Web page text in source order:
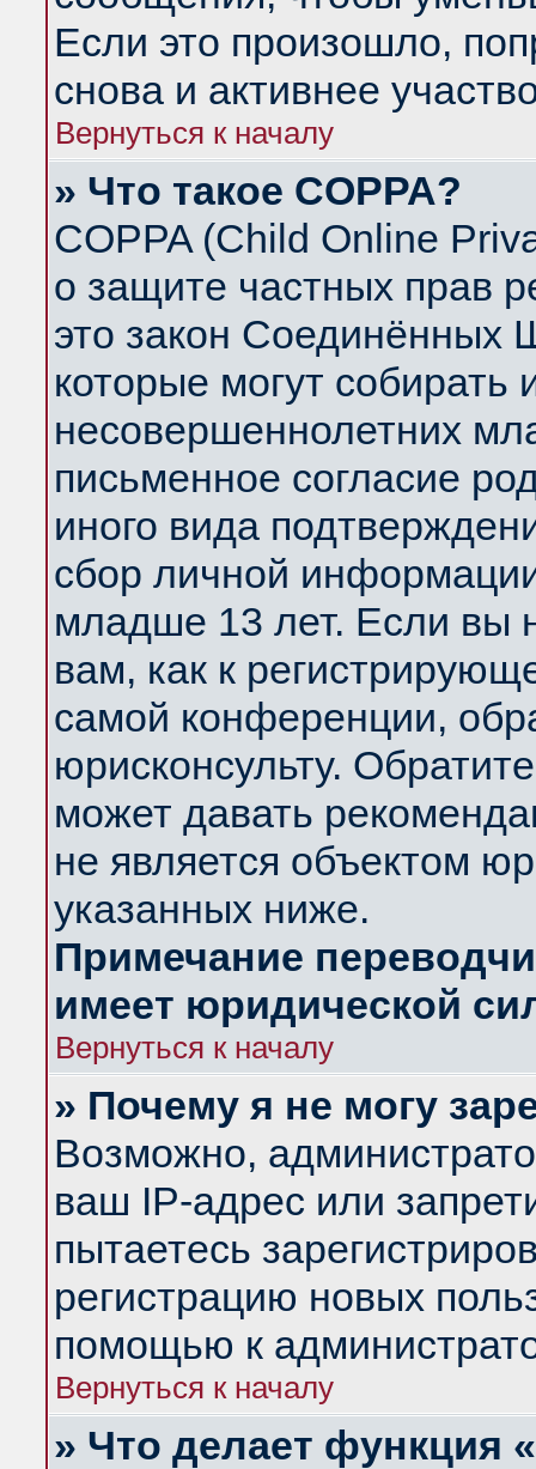
Если это произошло,
снова и активнее
Вернуться к началу
» Что такое COPPA?
COPPA (Child Online
о защите частных прав
это закон Соединённых
которые могут
несовершеннолетних
письменное согласие
иного вида
сбор личной
младше 13 лет. Если вы
вам, как к
самой конференции,
юрисконсульту.
может давать
не является объектом
указанных ниже.
Примечание
имеет юридической
Вернуться к началу
» Почему я не могу
Возможно,
ваш IP-адрес или
пытаетесь
регистрацию новых
помощью к
Вернуться к началу
» Что делает функция